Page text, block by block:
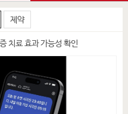
제약
치료 효과 가능성 확인